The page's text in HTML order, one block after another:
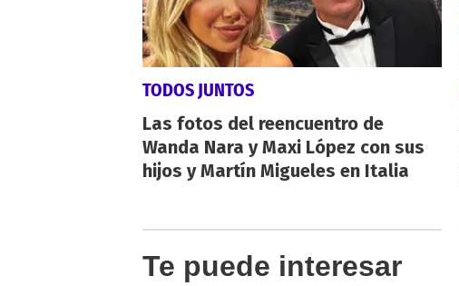
TODOS JUNTOS
Las fotos del reencuentro de
Wanda Nara y Maxi López con sus
hijos y Martín Migueles en Italia
Te puede interesar